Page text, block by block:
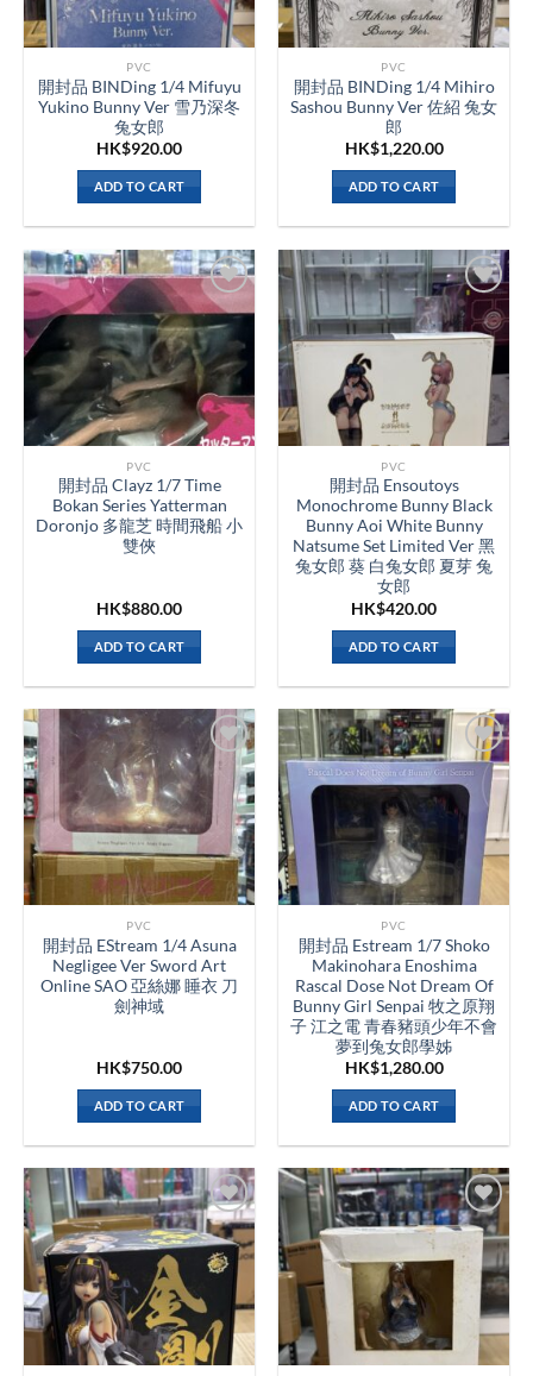
PVC
開封品 BINDing 1/4 Mifuyu
Yukino Bunny Ver 雪乃深冬
兔女郎
HK$920.00
ADD TO CART
PVC
開封品 BINDing 1/4 Mihiro
Sashou Bunny Ver 佐紹 兔女
郎
HK$1,220.00
ADD TO CART
PVC
開封品 Clayz 1/7 Time
Bokan Series Yatterman
Doronjo 多龍芝 時間飛船 小
雙俠
HK$880.00
ADD TO CART
PVC
開封品 Ensoutoys
Monochrome Bunny Black
Bunny Aoi White Bunny
Natsume Set Limited Ver 黑
兔女郎 葵 白兔女郎 夏芽 兔
女郎
HK$420.00
ADD TO CART
PVC
開封品 EStream 1/4 Asuna
Negligee Ver Sword Art
Online SAO 亞絲娜 睡衣 刀
劍神域
HK$750.00
ADD TO CART
PVC
開封品 Estream 1/7 Shoko
Makinohara Enoshima
Rascal Dose Not Dream Of
Bunny Girl Senpai 牧之原翔
子 江之電 青春豬頭少年不會
夢到兔女郎學姊
HK$1,280.00
ADD TO CART